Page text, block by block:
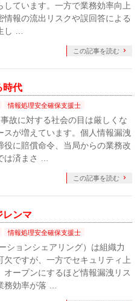
ています。一方で業務効率向上
報の流出リスクや誤回答による
し …
この記事を読む
時代
情報処理安全確保支援士
故に対する社会の目は厳しくな
スが増えています。個人情報漏洩
に賠償命令、当局からの業務改
は済まさ …
この記事を読む
レンマ
情報処理安全確保支援士
ションシェアリング）は組織力
ですが、一方でセキュリティ上
ープンにするほど情報漏洩リス
務効率が落 …